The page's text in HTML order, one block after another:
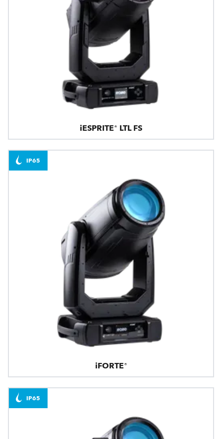
iESPRITE® LTL FS
iFORTE®
IP65
IP65